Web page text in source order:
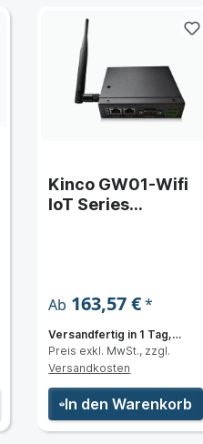
Kinco GW01-Wifi
IoT Series
Ab 163,57 €*
Versandfertig in 1 Tag,
Lieferzeit 3 bis 5 Tage
Preis exkl. MwSt., zzgl.
Versandkosten
In den Warenkorb